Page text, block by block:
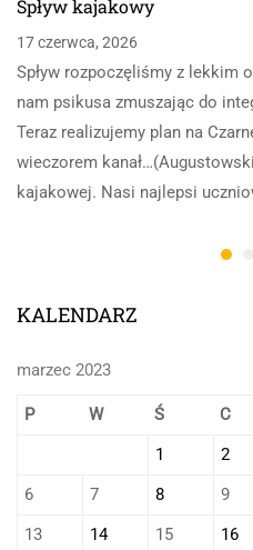
Spływ kajakowy
17 czerwca, 2026
Spływ rozpoczęliśmy z lekkim
nam psikusa zmuszając do
Teraz realizujemy plan na
wieczorem
kajakowej. Nasi najlepsi
KALENDARZ
marzec 2023
P W Ś C
1
2
6
7 8 9
13
14 15 16